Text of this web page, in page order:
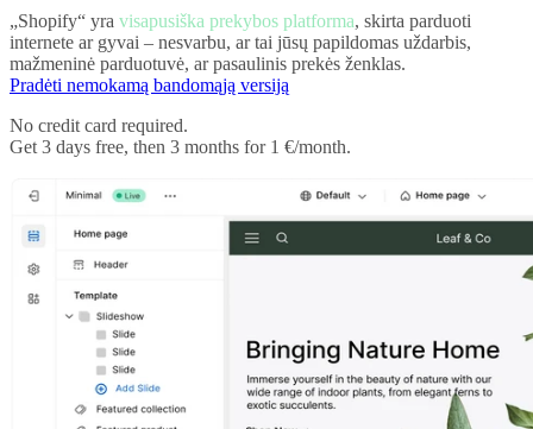
„Shopify“ yra visapusiška prekybos platforma, skirta parduoti
internete ar gyvai – nesvarbu, ar tai jūsų papildomas uždarbis,
mažmeninė parduotuvė, ar pasaulinis prekės ženklas.
Pradėti nemokamą bandomąją versiją
No credit card required.
Get 3 days free, then 3 months for 1 €/month.